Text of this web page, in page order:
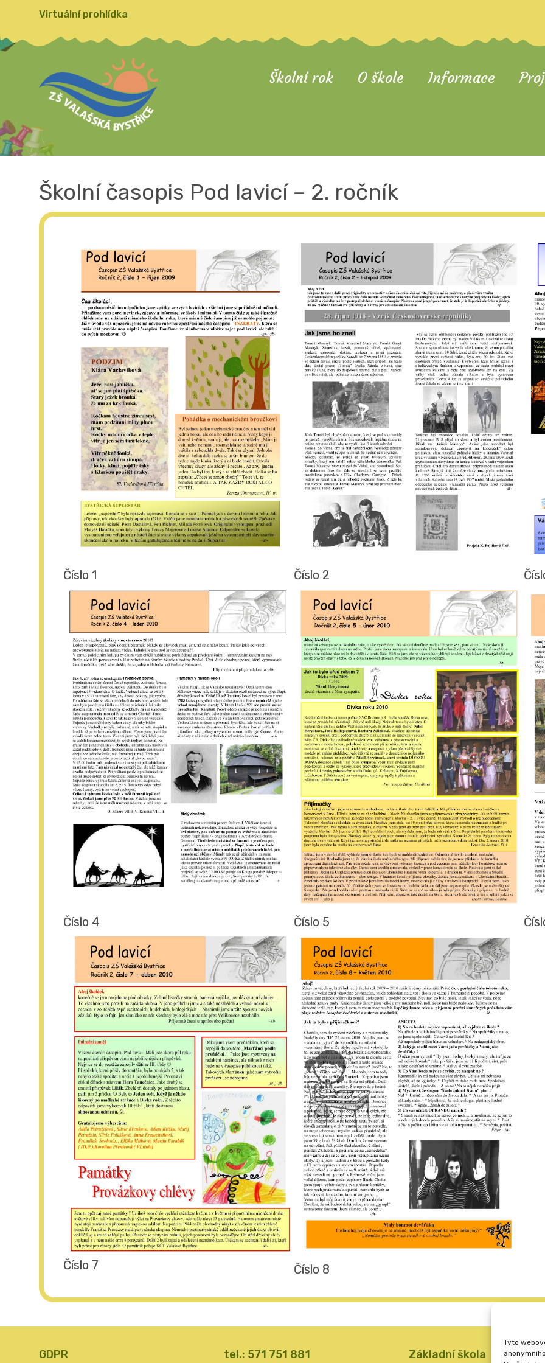
Tyto
Virtuální prohlídka
Školní rok O škole Informace
Školní časopis Pod lavicí – 2. ročník
Číslo 1 Číslo 2
Číslo 4 Číslo 5
Číslo 7 Číslo 8
GDPR tel.: 571 751 881 Základní škola